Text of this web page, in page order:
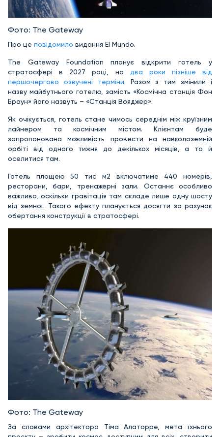
Фото: The Gateway
Про це повідомило видання El Mundo.
The Gateway Foundation планує відкрити готель у
стратосфері в 2027 році, на два роки пізніше від
першочергово озвучені терміни. Разом з тим змінили і
назву майбутнього готелю, замість «Космічна станція Фон
Браун» його назвуть – «Станція Вояджер».
Як очікується, готель стане чимось середнім між круїзним
лайнером та космічним містом. Клієнтам буде
запропонована можливість провести на навколоземній
орбіті від одного тижня до декількох місяців, а то й
оселитися там.
Готель площею 50 тис м2 включатиме 440 номерів,
ресторани, бари, тренажерні зали. Останнє особливо
важливо, оскільки гравітація там складе лише одну шосту
від земної. Такого ефекту планується досягти за рахунок
обертання конструкції в стратосфері.
Фото: The Gateway
За словами архітектора Тіма Алаторре, мета їхнього